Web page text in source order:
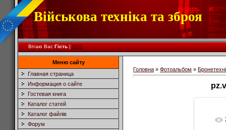
Військова техніка та зброя
Вітаю Вас Гість|RSS
Меню сайту
Главная страница
Информация о сайте
Гостевая книга
Каталог статей
Каталог файлів
Форум
Головна » Фотоальбом »